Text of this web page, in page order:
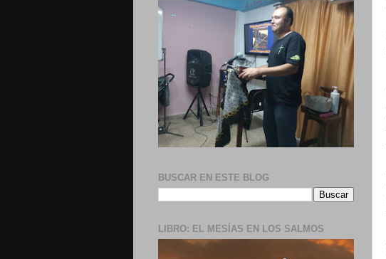
BUSCAR EN ESTE BLOG
LIBRO: EL MESÍAS EN LOS SALMOS